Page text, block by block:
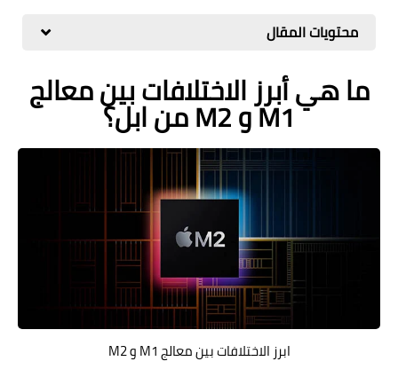
الربح من الانترنت
ذكاء اصطناعي
محتويات المقال
ما هي أبرز الاختلافات بين معالج
M1 و M2 من ابل؟
ابرز الاختلافات بين معالج M1 و M2